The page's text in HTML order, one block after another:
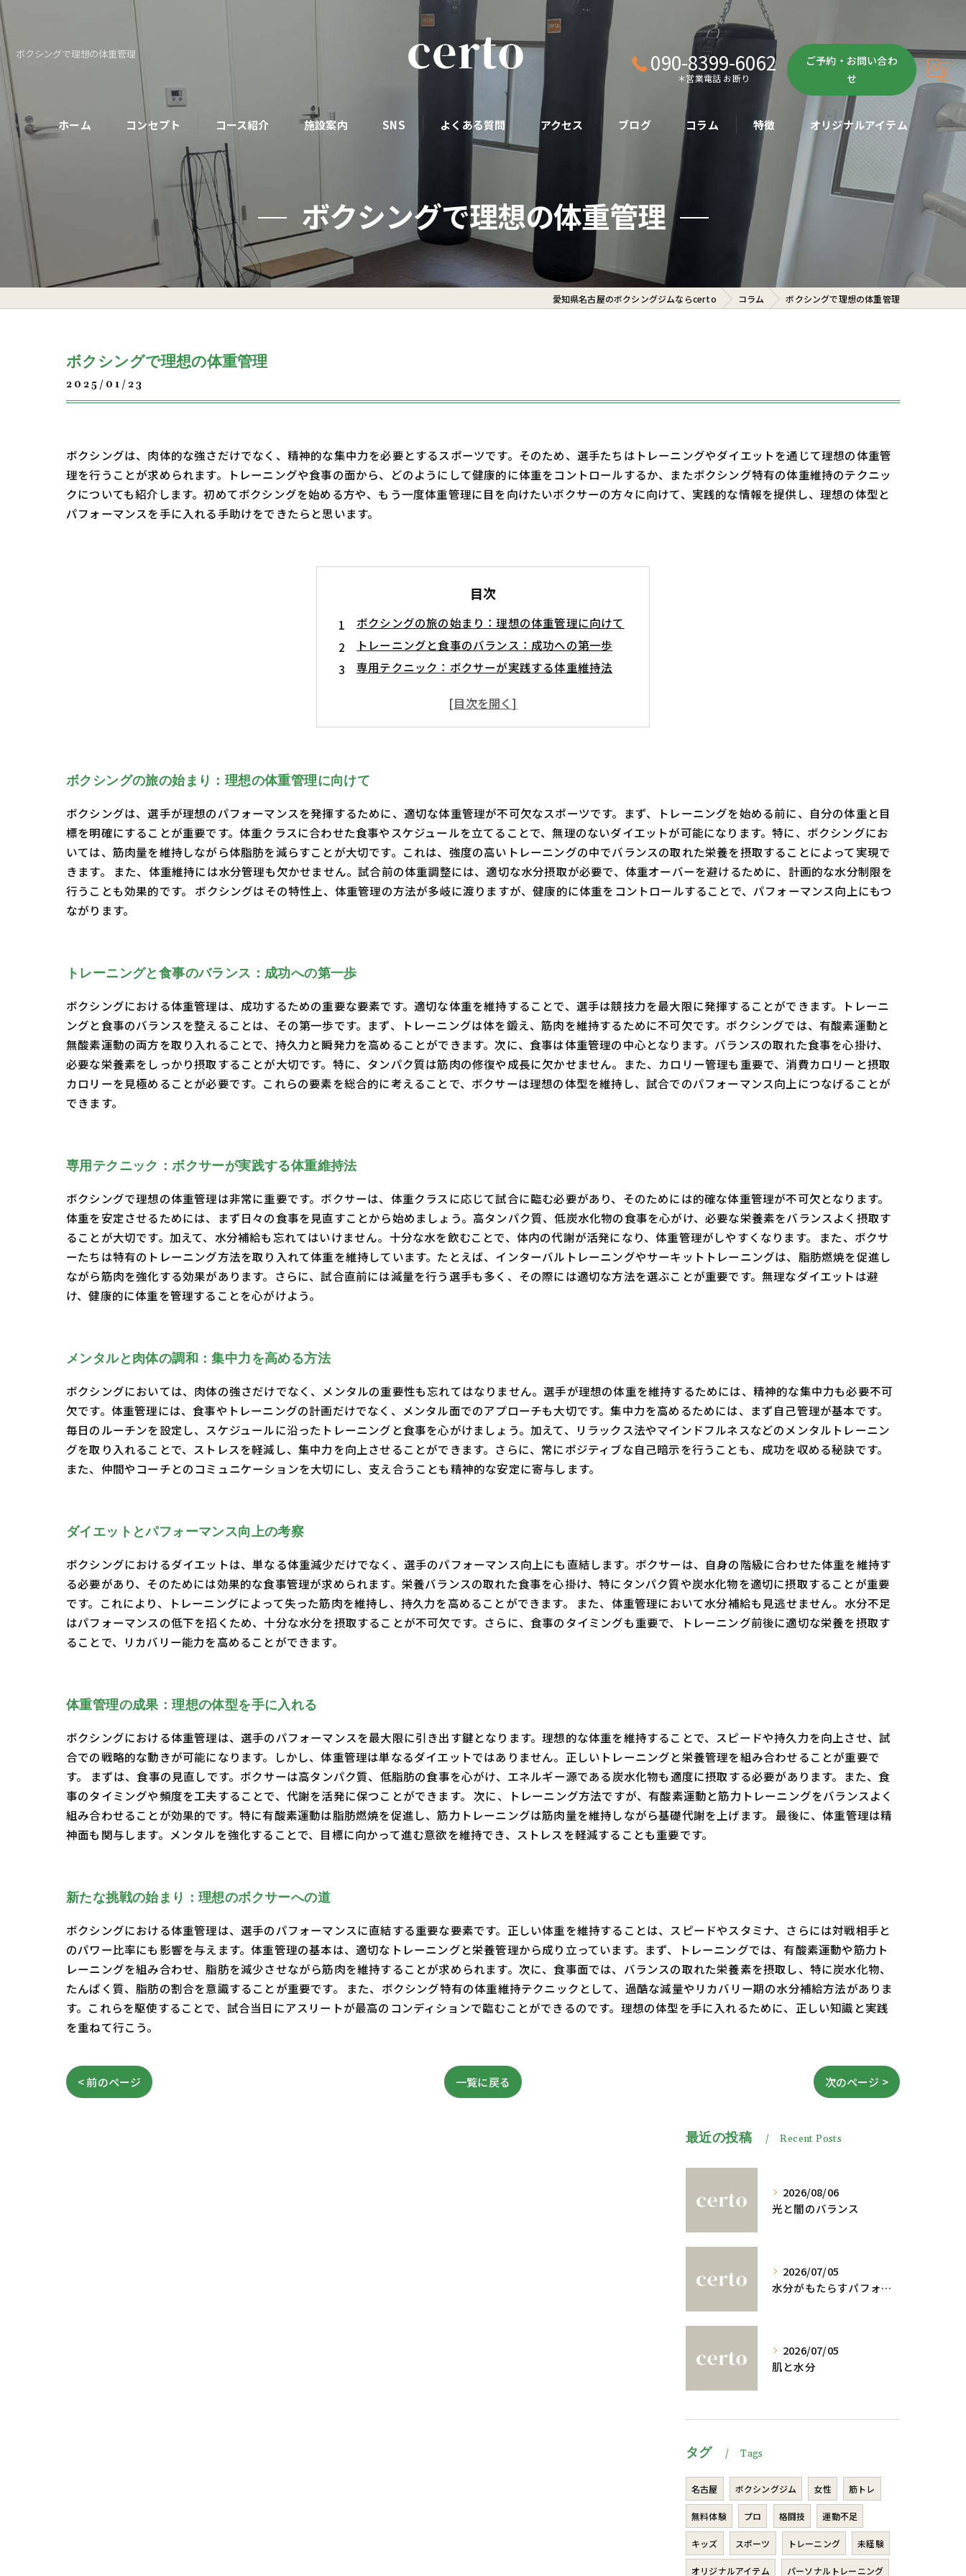
ボクシングで理想の体重管理 090-8399-6062
＊営業電話 お断り
ご予約・お問い合わ
せ
ホーム コンセプト コース紹介
パーソナルコース
初めての方へ
施設案内 SNS よくある質問 アクセス ブログ コラム 特徴
ボクササイズ
パーソナル
ボディメイク
初心者
ダイエット
オリジナルアイテム
ボクシングで理想の体重管理
愛知県名古屋のボクシングジムならcerto コラム ボクシングで理想の体重管理
ボクシングで理想の体重管理
2025/01/23
ボクシングは、肉体的な強さだけでなく、精神的な集中力を必要とするスポーツです。そのため、選手たちはトレーニングやダイエットを通じて理想の体重管
理を行うことが求められます。トレーニングや食事の面から、どのようにして健康的に体重をコントロールするか、またボクシング特有の体重維持のテクニッ
クについても紹介します。初めてボクシングを始める方や、もう一度体重管理に目を向けたいボクサーの方々に向けて、実践的な情報を提供し、理想の体型と
パフォーマンスを手に入れる手助けをできたらと思います。
目次
ボクシングの旅の始まり：理想の体重管理に向けて
トレーニングと食事のバランス：成功への第一歩
専用テクニック：ボクサーが実践する体重維持法
ダイエットとパフォーマンス向上の考察
ボクシングの旅の始まり：理想の体重管理に向けて
ボクシングは、選手が理想のパフォーマンスを発揮するために、適切な体重管理が不可欠なスポーツです。まず、トレーニングを始める前に、自分の体重と目
標を明確にすることが重要です。体重クラスに合わせた食事やスケジュールを立てることで、無理のないダイエットが可能になります。特に、ボクシングにお
いては、筋肉量を維持しながら体脂肪を減らすことが大切です。これは、強度の高いトレーニングの中でバランスの取れた栄養を摂取することによって実現で
きます。 また、体重維持には水分管理も欠かせません。試合前の体重調整には、適切な水分摂取が必要で、体重オーバーを避けるために、計画的な水分制限を
行うことも効果的です。 ボクシングはその特性上、体重管理の方法が多岐に渡りますが、健康的に体重をコントロールすることで、パフォーマンス向上にもつ
ながります。
トレーニングと食事のバランス：成功への第一歩
ボクシングにおける体重管理は、成功するための重要な要素です。適切な体重を維持することで、選手は競技力を最大限に発揮することができます。トレーニ
ングと食事のバランスを整えることは、その第一歩です。まず、トレーニングは体を鍛え、筋肉を維持するために不可欠です。ボクシングでは、有酸素運動と
無酸素運動の両方を取り入れることで、持久力と瞬発力を高めることができます。次に、食事は体重管理の中心となります。バランスの取れた食事を心掛け、
必要な栄養素をしっかり摂取することが大切です。特に、タンパク質は筋肉の修復や成長に欠かせません。また、カロリー管理も重要で、消費カロリーと摂取
カロリーを見極めることが必要です。これらの要素を総合的に考えることで、ボクサーは理想の体型を維持し、試合でのパフォーマンス向上につなげることが
できます。
専用テクニック：ボクサーが実践する体重維持法
ボクシングで理想の体重管理は非常に重要です。ボクサーは、体重クラスに応じて試合に臨む必要があり、そのためには的確な体重管理が不可欠となります。
体重を安定させるためには、まず日々の食事を見直すことから始めましょう。高タンパク質、低炭水化物の食事を心がけ、必要な栄養素をバランスよく摂取す
ることが大切です。加えて、水分補給も忘れてはいけません。十分な水を飲むことで、体内の代謝が活発になり、体重管理がしやすくなります。 また、ボクサ
ーたちは特有のトレーニング方法を取り入れて体重を維持しています。たとえば、インターバルトレーニングやサーキットトレーニングは、脂肪燃焼を促進し
ながら筋肉を強化する効果があります。さらに、試合直前には減量を行う選手も多く、その際には適切な方法を選ぶことが重要です。無理なダイエットは避
け、健康的に体重を管理することを心がけよう。
メンタルと肉体の調和：集中力を高める方法
ボクシングにおいては、肉体の強さだけでなく、メンタルの重要性も忘れてはなりません。選手が理想の体重を維持するためには、精神的な集中力も必要不可
欠です。体重管理には、食事やトレーニングの計画だけでなく、メンタル面でのアプローチも大切です。集中力を高めるためには、まず自己管理が基本です。
毎日のルーチンを設定し、スケジュールに沿ったトレーニングと食事を心がけましょう。加えて、リラックス法やマインドフルネスなどのメンタルトレーニン
グを取り入れることで、ストレスを軽減し、集中力を向上させることができます。さらに、常にポジティブな自己暗示を行うことも、成功を収める秘訣です。
また、仲間やコーチとのコミュニケーションを大切にし、支え合うことも精神的な安定に寄与します。
ダイエットとパフォーマンス向上の考察
ボクシングにおけるダイエットは、単なる体重減少だけでなく、選手のパフォーマンス向上にも直結します。ボクサーは、自身の階級に合わせた体重を維持す
る必要があり、そのためには効果的な食事管理が求められます。栄養バランスの取れた食事を心掛け、特にタンパク質や炭水化物を適切に摂取することが重要
です。これにより、トレーニングによって失った筋肉を維持し、持久力を高めることができます。 また、体重管理において水分補給も見逃せません。水分不足
はパフォーマンスの低下を招くため、十分な水分を摂取することが不可欠です。さらに、食事のタイミングも重要で、トレーニング前後に適切な栄養を摂取す
ることで、リカバリー能力を高めることができます。
体重管理の成果：理想の体型を手に入れる
ボクシングにおける体重管理は、選手のパフォーマンスを最大限に引き出す鍵となります。理想的な体重を維持することで、スピードや持久力を向上させ、試
合での戦略的な動きが可能になります。しかし、体重管理は単なるダイエットではありません。正しいトレーニングと栄養管理を組み合わせることが重要で
す。 まずは、食事の見直しです。ボクサーは高タンパク質、低脂肪の食事を心がけ、エネルギー源である炭水化物も適度に摂取する必要があります。また、食
事のタイミングや頻度を工夫することで、代謝を活発に保つことができます。 次に、トレーニング方法ですが、有酸素運動と筋力トレーニングをバランスよく
組み合わせることが効果的です。特に有酸素運動は脂肪燃焼を促進し、筋力トレーニングは筋肉量を維持しながら基礎代謝を上げます。 最後に、体重管理は精
神面も関与します。メンタルを強化することで、目標に向かって進む意欲を維持でき、ストレスを軽減することも重要です。
新たな挑戦の始まり：理想のボクサーへの道
ボクシングにおける体重管理は、選手のパフォーマンスに直結する重要な要素です。正しい体重を維持することは、スピードやスタミナ、さらには対戦相手と
のパワー比率にも影響を与えます。体重管理の基本は、適切なトレーニングと栄養管理から成り立っています。まず、トレーニングでは、有酸素運動や筋力ト
レーニングを組み合わせ、脂肪を減少させながら筋肉を維持することが求められます。次に、食事面では、バランスの取れた栄養素を摂取し、特に炭水化物、
たんぱく質、脂肪の割合を意識することが重要です。 また、ボクシング特有の体重維持テクニックとして、過酷な減量やリカバリー期の水分補給方法がありま
す。これらを駆使することで、試合当日にアスリートが最高のコンディションで臨むことができるのです。理想の体型を手に入れるために、正しい知識と実践
を重ねて行こう。
< 前のページ 一覧に戻る 次のページ >
最近の投稿 Recent Posts
2026/08/06
光と闇のバランス
2026/07/05
水分がもたらすパフォーマンスへの影響
2026/07/05
肌と水分
タグ Tags
名古屋 ボクシングジム 女性 筋トレ
無料体験 プロ 格闘技 運動不足
キッズ スポーツ トレーニング 未経験
オリジナルアイテム パーソナルトレーニング